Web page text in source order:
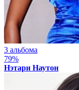
3 альбома
79%
Нэтари Наутон